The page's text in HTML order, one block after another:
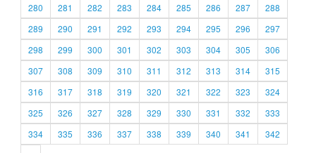
280
281 282 283 284 285 286 287
288
289
290 291 292 293 294 295 296
297
298
299 300 301 302 303 304 305
306
307
308 309 310 311 312 313 314
315
316
317 318 319 320 321 322 323
324
325
326 327 328 329 330 331 332
333
334
335 336 337 338 339 340 341
342